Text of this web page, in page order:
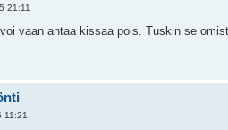
21:11
vaan antaa kissaa pois. Tuskin se
11:21